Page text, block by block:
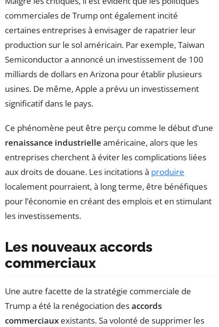
commerciales de Trump ont également incité
certaines entreprises à envisager de rapatrier leur
production sur le sol américain. Par exemple, Taiwan
Semiconductor a annoncé un investissement de 100
milliards de dollars en Arizona pour établir plusieurs
usines. De même, Apple a prévu un investissement
significatif dans le pays.
Ce phénomène peut être perçu comme le début d’une
renaissance industrielle américaine, alors que les
entreprises cherchent à éviter les complications liées
aux droits de douane. Les incitations à produire
localement pourraient, à long terme, être bénéfiques
pour l’économie en créant des emplois et en stimulant
les investissements.
Les nouveaux accords
commerciaux
Une autre facette de la stratégie commerciale de
Trump a été la renégociation desaccords
commerciaux existants. Sa volonté de supprimer les